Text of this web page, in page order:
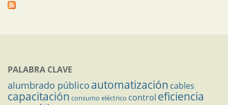
PALABRA CLAVE
alumbrado público automatización cables
capacitación consumo eléctrico control eficiencia